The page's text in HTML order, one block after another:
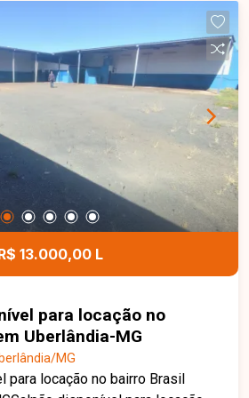
Conta com armários planejados
e cozinha, oferecendo
organizados e prontos
possui água inclusa na
proporcionando mais
aos moradores. Esta é
para quem busca um
funcional e bem localizado
Agende uma visita e venha
detalhes deste imóvel.
13.000,00 L
para locação no
Uberlândia-MG
MG
para locação no bairro Brasil